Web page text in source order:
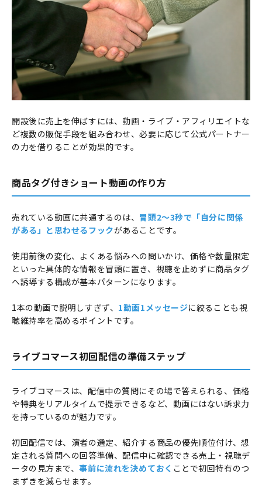
開設後に売上を伸ばすには、動画・ライブ・アフィリエイトな
ど複数の販促手段を組み合わせ、必要に応じて公式パートナー
の力を借りることが効果的です。
商品タグ付きショート動画の作り方
売れている動画に共通するのは、 冒頭2〜3秒で「自分に関係
がある」と思わせるフックがあることです。
使用前後の変化、よくある悩みへの問いかけ、価格や数量限定
といった具体的な情報を冒頭に置き、視聴を止めずに商品タグ
へ誘導する構成が基本パターンになります。
1本の動画で説明しすぎず、 1動画1メッセージに絞ることも視
聴維持率を高めるポイントです。
ライブコマース初回配信の準備ステップ
ライブコマースは、配信中の質問にその場で答えられる、価格
や特典をリアルタイムで提示できるなど、動画にはない訴求力
を持っているのが魅力です。
初回配信では、演者の選定、紹介する商品の優先順位付け、想
定される質問への回答準備、配信中に確認できる売上・視聴デ
ータの見方まで、事前に流れを決めておく ことで初回特有のつ
まずきを減らせます。